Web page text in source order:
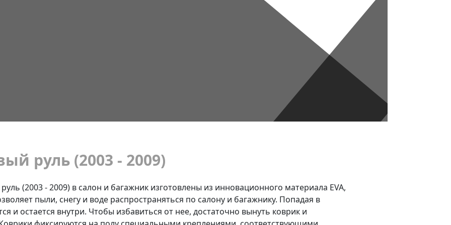
руль (2003 - 2009)
(2003 - 2009) в салон и багажник изготовлены из инновационного материала EVA,
пыли, снегу и воде распространяться по салону и багажнику. Попадая в
и остается внутри. Чтобы избавиться от нее, достаточно вынуть коврик и